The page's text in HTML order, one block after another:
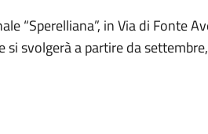
“Sperelliana”, in Via di Fonte
si svolgerà a partire da settembre,